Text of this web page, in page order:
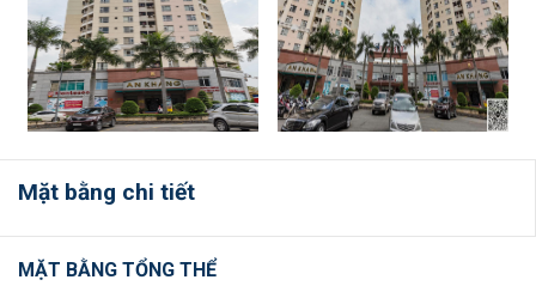
Mặt bằng chi tiết
MẶT BẰNG TỔNG THỂ